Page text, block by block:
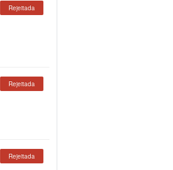
Rejeitada
Rejeitada
Rejeitada